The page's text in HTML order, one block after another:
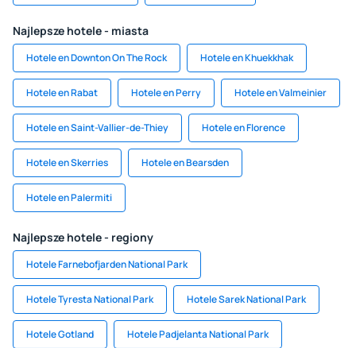
Najlepsze hotele - miasta
Hotele en Downton On The Rock Hotele en Khuekkhak
Hotele en Rabat Hotele en Perry Hotele en Valmeinier
Hotele en Saint-Vallier-de-Thiey Hotele en Florence
Hotele en Skerries Hotele en Bearsden
Hotele en Palermiti
Najlepsze hotele - regiony
Hotele Farnebofjarden National Park
Hotele Tyresta National Park Hotele Sarek National Park
Hotele Gotland Hotele Padjelanta National Park